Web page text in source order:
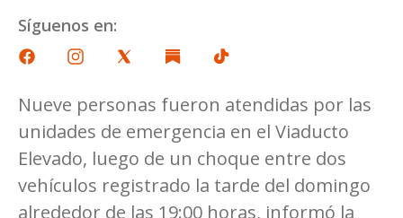
Síguenos en:
Nueve personas fueron atendidas por las
unidades de emergencia en el Viaducto
Elevado, luego de un choque entre dos
vehículos registrado la tarde del domingo
alrededor de las 19:00 horas, informó la